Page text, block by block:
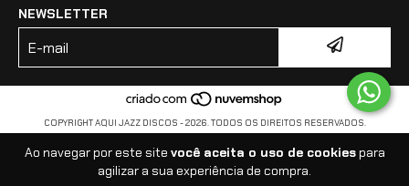
Ao navegar por este site você aceita o uso de cookiespara
agilizar a sua experiência de compra.
NEWSLETTER
COPYRIGHT AQUI JAZZ DISCOS - 2026. TODOS OS DIREITOS RESERVADOS.